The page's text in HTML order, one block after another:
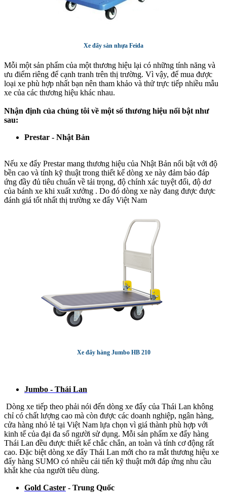
Xe đẩy sàn nhựa Feida
Mỗi một sản phẩm của một thương hiệu lại có những tính năng và
ưu điểm riêng để cạnh tranh trên thị trường. Vì vậy, để mua được
loại xe phù hợp nhất bạn nên tham khảo và thử trực tiếp nhiều mẫu
xe của các thương hiệu khác nhau.
Nhận định của chúng tôi về một số thương hiệu nổi bật như
sau:
Prestar - Nhật Bản
Nếu xe đẩy Prestar mang thương hiệu của Nhật Bản nổi bật với độ
bền cao và tính kỹ thuật trong thiết kế dòng xe này đảm bảo đáp
ứng đầy đủ tiêu chuẩn về tải trọng, độ chính xác tuyệt đối, độ dơ
của bánh xe khi xuất xưởng . Do đó dòng xe này đang được được
đánh giá tốt nhất thị trường xe đẩy Việt Nam
Xe đẩy hàng Jumbo HB 210
Jumbo - Thái Lan
Dòng xe tiếp theo phải nói đến dòng xe đẩy của Thái Lan không
chỉ có chất lượng cao mà còn được các doanh nghiệp, ngân hàng,
cửa hàng nhỏ lẻ tại Việt Nam lựa chọn vì giá thành phù hợp với
kinh tế của đại đa số người sử dụng. Mỗi sản phẩm xe đẩy hàng
Thái Lan đều được thiết kế chắc chắn, an toàn và tính cơ động rất
cao. Đặc biệt dòng xe đẩy Thái Lan mới cho ra mắt thương hiệu xe
đẩy hàng SUMO có nhiều cải tiến kỹ thuật mới đáp ứng nhu cầu
khắt khe của người tiêu dùng.
Gold Caster - Trung Quốc